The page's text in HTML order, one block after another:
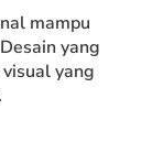
mampu
yang
yang